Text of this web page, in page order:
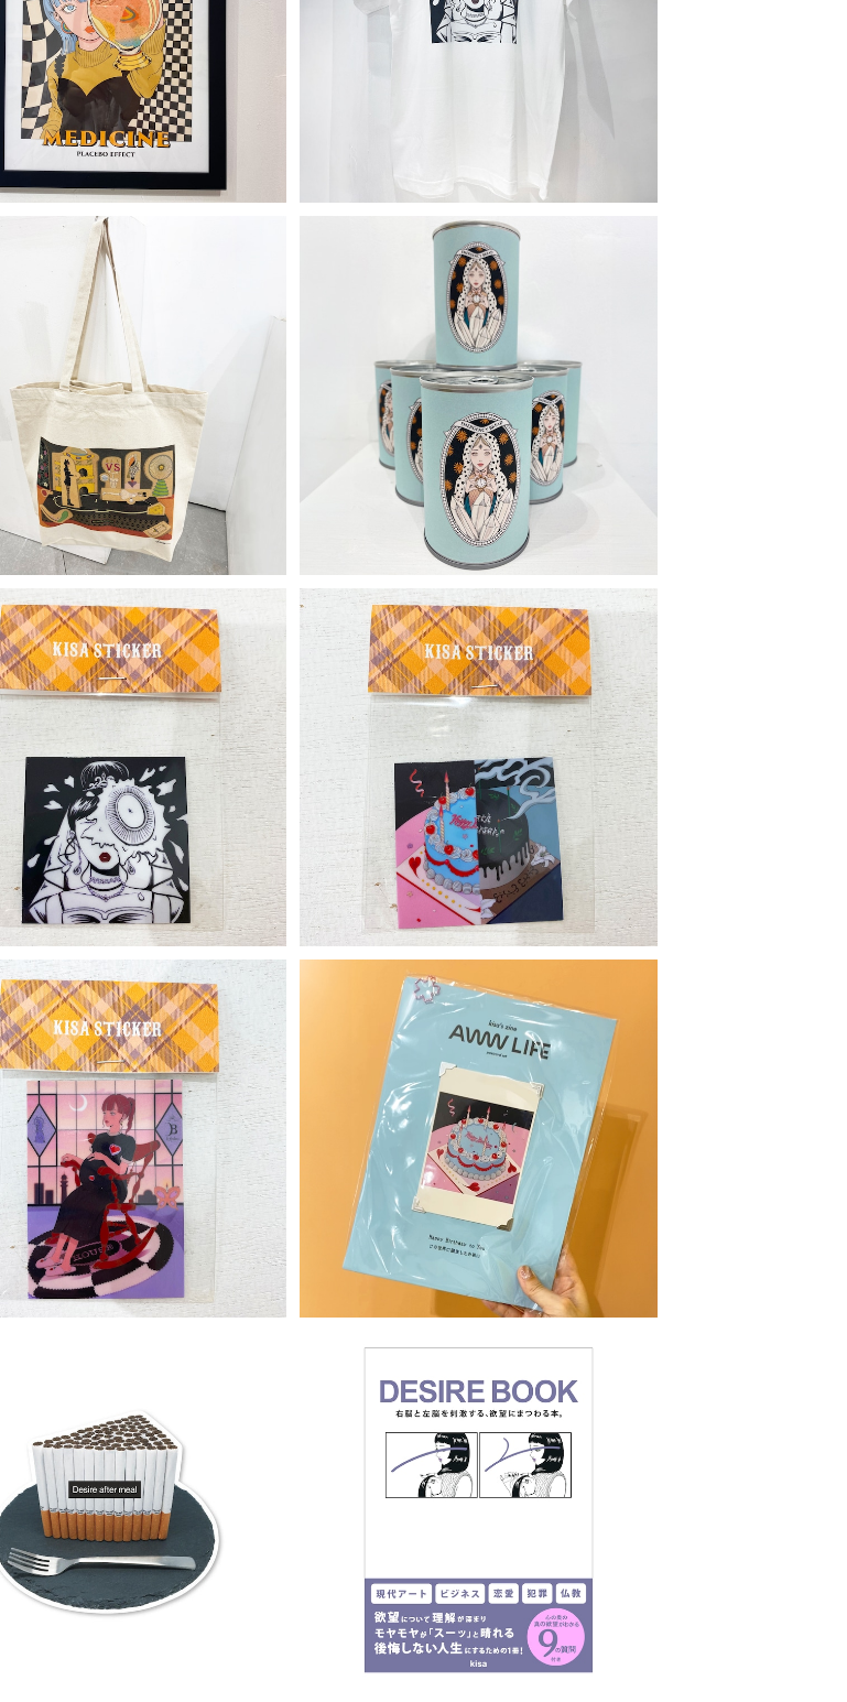
Placebo Effect
¥14,300
T-shirt(white)
¥4,400
tote bag
¥4,400
Emergency Charity Bread(オレンジ胡
桃デニッシュパン）
¥880
SOLD OUT
Sticker
¥330
Sticker
¥330
Sticker
¥330
ZINE(ポストカード11種入り）
¥1,980
ニコチータルト(Sticker)
¥330
DESIRE BOOK 右脳と左脳を刺激する、欲望